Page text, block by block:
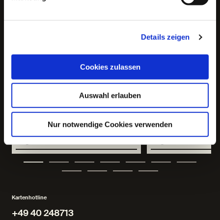
Details zeigen
Cookies zulassen
Auswahl erlauben
Nur notwendige Cookies verwenden
Der zerbrochne Krug
von Heinrich von Kleist
Alles Weitere
von Martin Crimp
Regie: Katie
Kartenhotline
+49 40 248713